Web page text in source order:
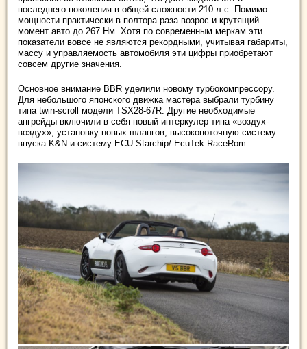
последнего поколения в общей сложности 210 л.с. Помимо
мощности практически в полтора раза возрос и крутящий
момент авто до 267 Нм. Хотя по современным меркам эти
показатели вовсе не являются рекордными, учитывая габариты,
массу и управляемость автомобиля эти цифры приобретают
совсем другие значения.
Основное внимание BBR уделили новому турбокомпрессору.
Для небольшого японского движка мастера выбрали турбину
типа twin-scroll модели TSX28-67R. Другие необходимые
апгрейды включили в себя новый интеркулер типа «воздух-
воздух», установку новых шлангов, высокопоточную систему
впуска K&N и систему ECU Starchip/ EcuTek RaceRom.